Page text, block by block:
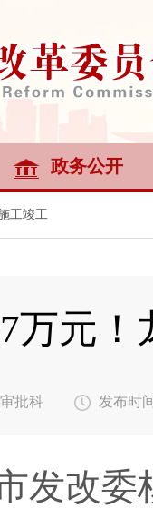
政务公开
工竣工
万元
批科 发布时
改委